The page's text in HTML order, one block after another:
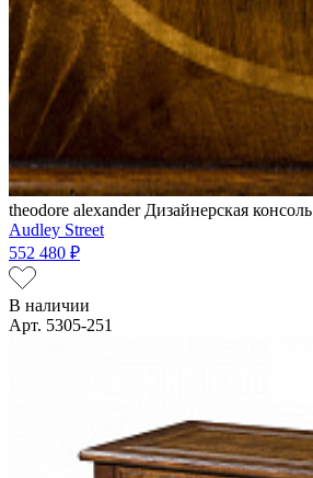
theodore alexander Дизайнерская консоль
Audley Street
552 480 ₽
В наличии
Арт. 5305-251